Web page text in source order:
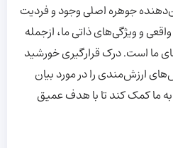
جوهره اصلی وجود و فردیت
و ویژگی‌های ذاتی ما، از‌جمله
ما است. درک قرارگیری خورشید
ارزش‌مندی را در مورد بیان
ما کمک کند تا با هدف عمیق